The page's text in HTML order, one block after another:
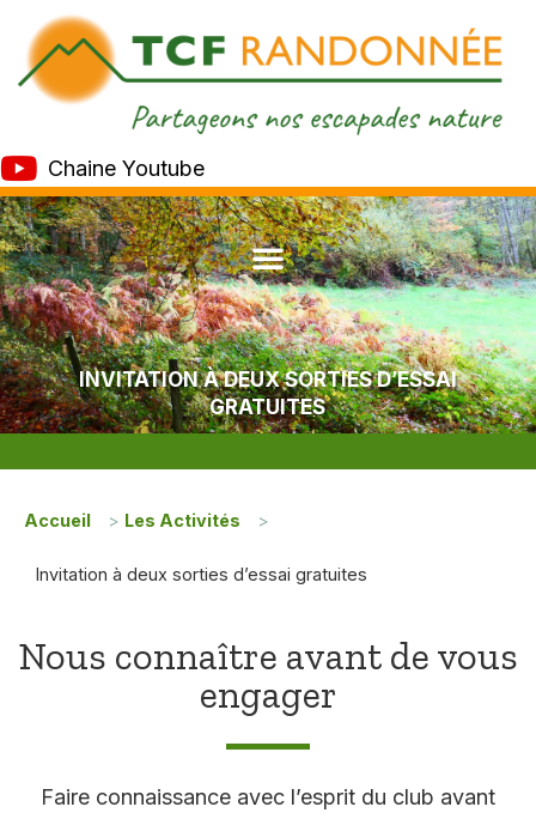
Chaine Youtube
INVITATION À DEUX SORTIES D’ESSAI
GRATUITES
Accueil > Les Activités >
Invitation à deux sorties d’essai gratuites
Nous connaître avant de vous
engager
Faire connaissance avec l’esprit du club avant